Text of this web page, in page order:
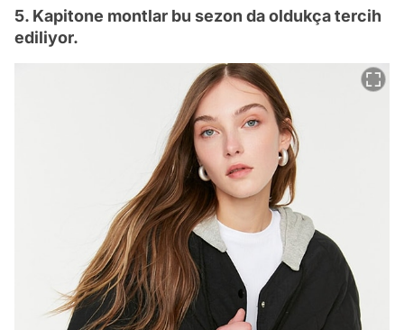
5. Kapitone montlar bu sezon da oldukça tercih
ediliyor.